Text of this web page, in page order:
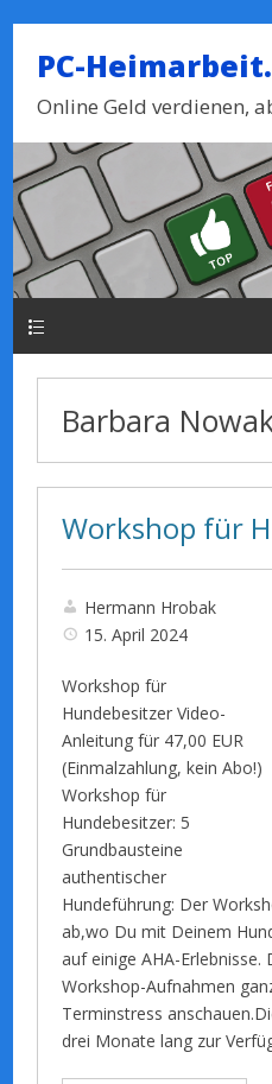
PC-
Online Geld verdienen,
Barbara
Workshop für
Hermann Hrobak
15. April 2024
Workshop für
Hundebesitzer Video-
Anleitung für 47,00 EUR
(Einmalzahlung, kein Abo!)
Workshop für
Hundebesitzer: 5
Grundbausteine
authentischer
Hundeführung: Der
ab,wo Du mit Deinem
auf einige AHA-Erlebnisse.
Workshop-Aufnahmen
Terminstress
drei Monate lang zur